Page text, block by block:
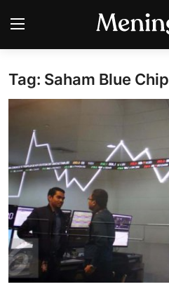
Contact
Bisnis
Industri
Korporasi
Kripto
Tag: Saham Blue Chip